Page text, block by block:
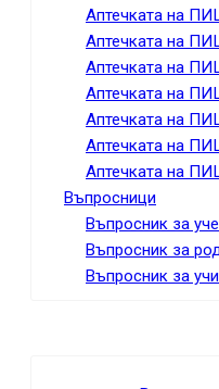
Аптечката на
Аптечката на
Аптечката на
Аптечката на
Аптечката на
Аптечката на
Аптечката на
Въпросници
Въпросник за
Въпросник за
Въпросник за